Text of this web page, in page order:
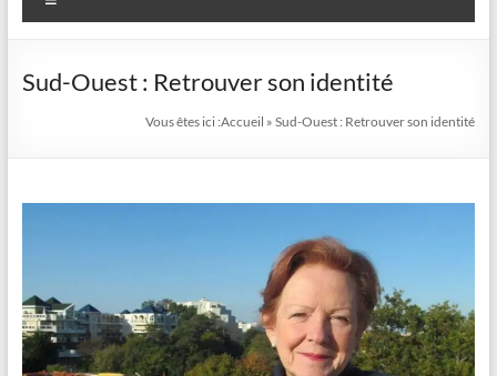
Sud-Ouest : Retrouver son identité
Vous êtes ici :Accueil »Sud-Ouest : Retrouver son identité